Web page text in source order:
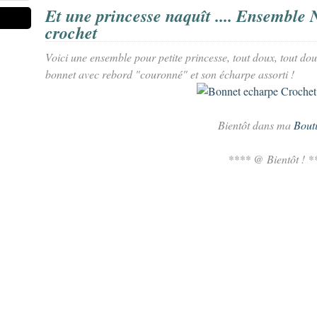
Et une princesse naquît .... Ensemble
crochet
Voici une ensemble pour petite princesse, tout doux, tout
bonnet avec rebord "couronné" et son écharpe assorti !
Bientôt dans ma
**** @ Bientôt !